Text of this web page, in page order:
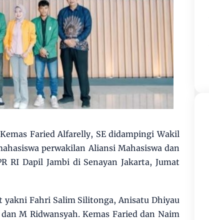
Faried Alfarelly, SE didampingi Wakil
perwakilan Aliansi Mahasiswa dan
RI Dapil Jambi di Senayan Jakarta, Jumat
yakni Fahri Salim Silitonga, Anisatu Dhiyau
M Ridwansyah. Kemas Faried dan Naim